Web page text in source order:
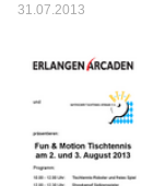
31.07.2013